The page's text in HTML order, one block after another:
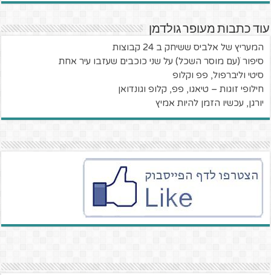
עוד כתבות מעופר גולדמן
המעריץ של אלביס ששיחק ב 24 קבוצות
סיפור ׁ(עם מוסר השכל) על שני כוכבים שעזבו עיר אחת
סיטי וליברפול, פפ וקלופ
חילופי זוגות – טיאגו, פפ, קלופ וגונדואן
יורגן, עכשיו הזמן להיות אמיץ